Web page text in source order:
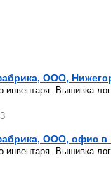
ООО,
инвентаря. Вышивка
ООО, офис в
инвентаря. Вышивка